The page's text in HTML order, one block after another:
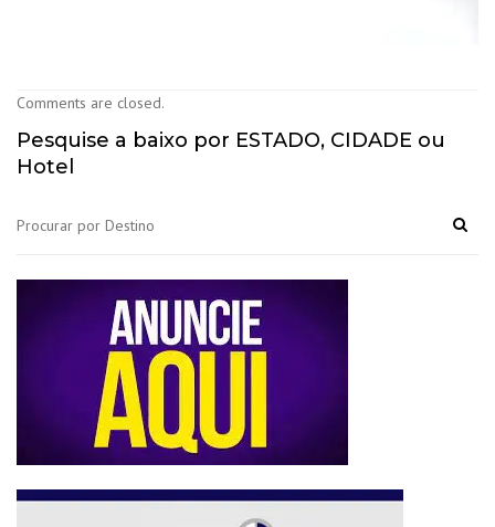
Comments are closed.
Pesquise a baixo por ESTADO, CIDADE ou
Hotel